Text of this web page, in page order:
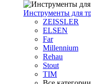
Инструменты для
ZEISSLER
ELSEN
Far
Millennium
Rehau
Stout
TIM